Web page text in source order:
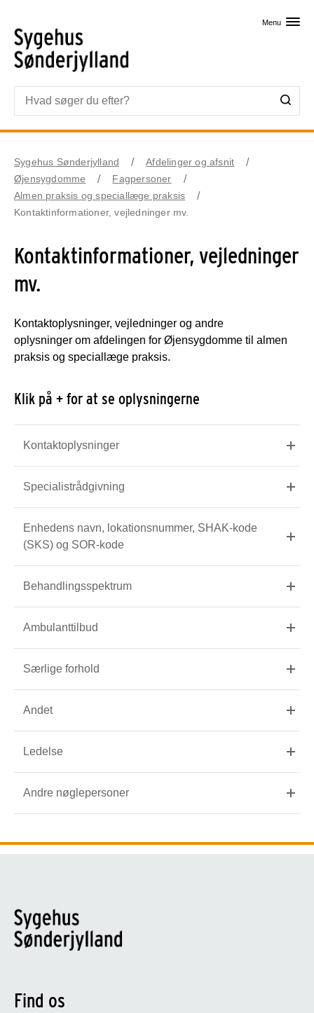
Menu
Sygehus Sønderjylland
Afdelinger og afsnit
Øjensygdomme
Fagpersoner
Almen praksis og speciallæge praksis
Kontaktinformationer, vejledninger mv.
Kontaktinformationer, vejledninger
mv.
Kontaktoplysninger, vejledninger og andre
oplysninger om afdelingen for Øjensygdomme til almen
praksis og speciallæge praksis.
Klik på + for at se oplysningerne
Kontaktoplysninger
Specialistrådgivning
Enhedens navn, lokationsnummer, SHAK-kode
(SKS) og SOR-kode
Behandlingsspektrum
Ambulanttilbud
Særlige forhold
Andet
Ledelse
Andre nøglepersoner
Find os